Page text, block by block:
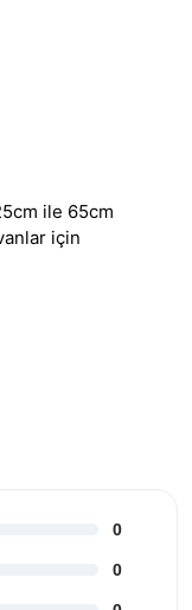
ile 65cm
için
0
0